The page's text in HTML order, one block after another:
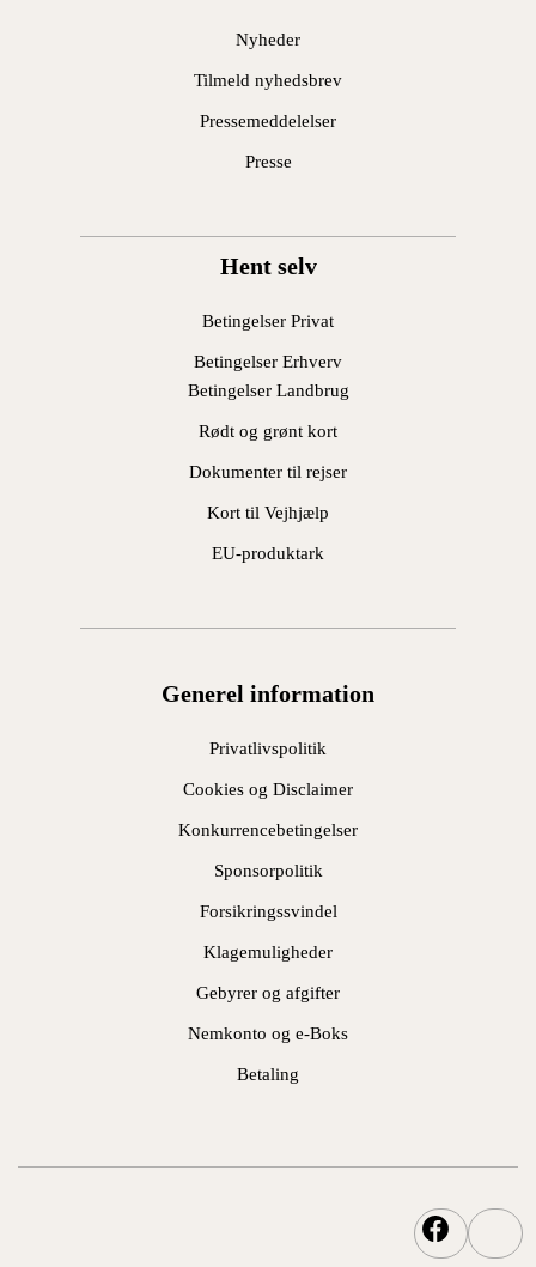
Nyheder
Tilmeld nyhedsbrev
Pressemeddelelser
Presse
Hent selv
Betingelser Privat
Betingelser Erhverv
Betingelser Landbrug
Rødt og grønt kort
Dokumenter til rejser
Kort til Vejhjælp
EU-produktark
Generel information
Privatlivspolitik
Cookies og Disclaimer
Konkurrencebetingelser
Sponsorpolitik
Forsikringssvindel
Klagemuligheder
Gebyrer og afgifter
Nemkonto og e-Boks
Betaling